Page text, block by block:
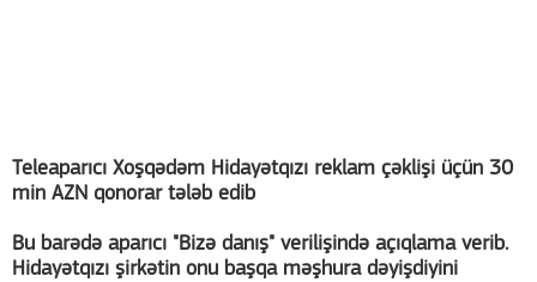
Teleaparıcı Xoşqədəm Hidayətqızı reklam çəklişi üçün 30
min AZN qonorar tələb edib
Bu barədə aparıcı "Bizə danış" verilişində açıqlama verib.
Hidayətqızı şirkətin onu başqa məşhura dəyişdiyini